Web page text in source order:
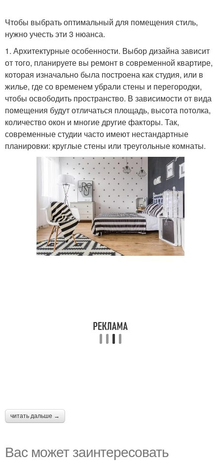
Чтобы выбрать оптимальный для помещения стиль,
нужно учесть эти 3 нюанса.
1. Архитектурные особенности. Выбор дизайна зависит
от того, планируете вы ремонт в современной квартире,
которая изначально была построена как студия, или в
жилье, где со временем убрали стены и перегородки,
чтобы освободить пространство. В зависимости от вида
помещения будут отличаться площадь, высота потолка,
количество окон и многие другие факторы. Так,
современные студии часто имеют нестандартные
планировки: круглые стены или треугольные комнаты.
читать дальше →
Вас может заинтересовать